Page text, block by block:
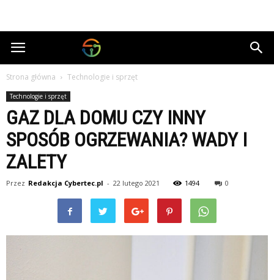
Cybertec.pl
Strona główna Technologie i sprzęt
Technologie i sprzęt
GAZ DLA DOMU CZY INNY
SPOSÓB OGRZEWANIA? WADY I
ZALETY
Przez Redakcja Cybertec.pl - 22 lutego 2021 1494 0